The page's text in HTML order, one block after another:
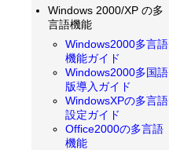
Windows 2000/XP の多
言語機能
Windows2000多言語
機能ガイド
Windows2000多国語
版導入ガイド
WindowsXPの多言語
設定ガイド
Office2000の多言語
機能